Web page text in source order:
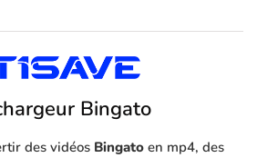
Bingato
des vidéos Bingatoen mp4, des